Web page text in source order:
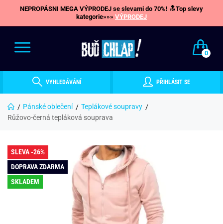
NEPROPÁSNI MEGA VÝPRODEJ se slevami do 70%! 🔝Top slevy
kategorie»»» VÝPRODEJ
0
VYHLEDÁVÁNÍ PŘIHLÁSIT SE
Pánské oblečení
Teplákové soupravy
Růžovo-černá tepláková souprava
SLEVA -26%
DOPRAVA ZDARMA
SKLADEM